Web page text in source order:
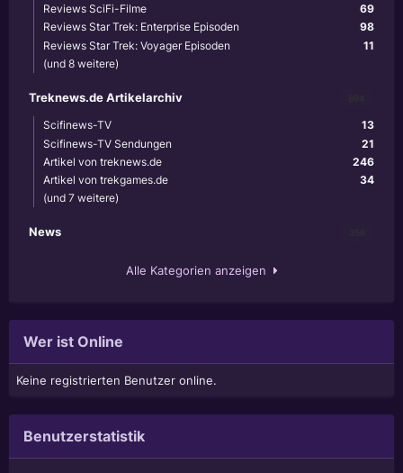
69
Reviews SciFi-Filme
98
Reviews Star Trek: Enterprise Episoden
11
Reviews Star Trek: Voyager Episoden
(und 8 weitere)
Treknews.de Artikelarchiv
13
Scifinews-TV
21
Scifinews-TV Sendungen
246
Artikel von treknews.de
34
Artikel von trekgames.de
(und 7 weitere)
News
Alle Kategorien anzeigen
Wer ist Online
Keine registrierten Benutzer online.
Benutzerstatistik